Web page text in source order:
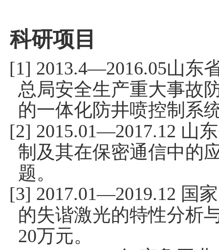
科研
[1] 2013.4—2016.05山东
总局安全生产重大事故
的一体化防井喷控制系
[2] 2015.01—2017.12 山
制及其在保密通信中的
题。
[3] 2017.01—2019.12 国
的失谐激光的特性分析
20万元。